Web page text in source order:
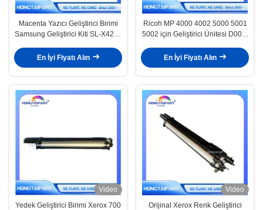
Macenta Yazıcı Geliştirici Birimi
Samsung Geliştirici Kiti SL-X4250
En İyi Fiyatı Alın
Ricoh MP 4000 4002 5000 5001
5002 için Geliştirici Ünitesi D009-
En İyi Fiyatı Alın
Video
Yedek Geliştirici Birimi Xerox 700
Video
Orijinal Xerox Renk Geliştirici